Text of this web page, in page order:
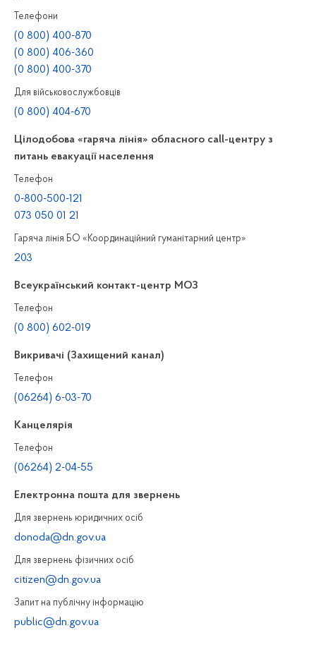
Телефони
(0 800) 400-870
(0 800) 406-360
(0 800) 400-370
Для військовослужбовців
(0 800) 404-670
Цілодобова «гаряча лінія» обласного call-центру з
питань евакуації населення
Телефон
0-800-500-121
073 050 01 21
Гаряча лінія БО «Координаційний гуманітарний центр»
203
Всеукраїнський контакт-центр МОЗ
Телефон
(0 800) 602-019
Викривачі (Захищений канал)
Телефон
(06264) 6-03-70
Канцелярiя
Телефон
(06264) 2-04-55
Електронна пошта для звернень
Для звернень юридичних осiб
donoda@dn.gov.ua
Для звернень фізичних осiб
citizen@dn.gov.ua
Запит на публiчну інформацiю
public@dn.gov.ua